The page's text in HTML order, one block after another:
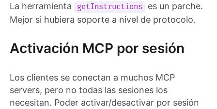
La herramienta getInstructions
es un parche.
Mejor si hubiera soporte a nivel de protocolo.
Activación MCP por sesión
Los clientes se conectan a muchos MCP
servers, pero no todas las sesiones los
necesitan. Poder activar/desactivar por sesión